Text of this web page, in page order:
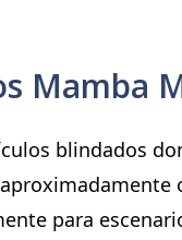
Mamba
blindados
para